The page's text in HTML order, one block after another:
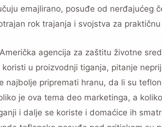
emajlirano, posuđe od nerđajućeg
rok trajanja i svojstva za
agencija za zaštitu životne
u proizvodnji tiganja, pitanje
najbolje pripremati hranu, da li su
je ova tema deo marketinga, a
i dalje se koriste i domaćice ih